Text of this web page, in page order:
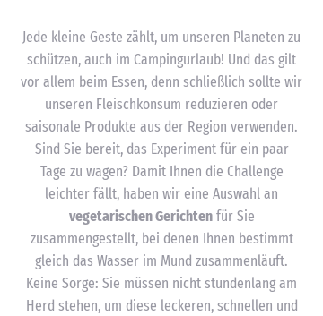
Jede kleine Geste zählt, um unseren Planeten zu
schützen, auch im Campingurlaub! Und das gilt
vor allem beim Essen, denn schließlich sollte wir
unseren Fleischkonsum reduzieren oder
saisonale Produkte aus der Region verwenden.
Sind Sie bereit, das Experiment für ein paar
Tage zu wagen? Damit Ihnen die Challenge
leichter fällt, haben wir eine Auswahl an
vegetarischen Gerichtenfür Sie
zusammengestellt, bei denen Ihnen bestimmt
gleich das Wasser im Mund zusammenläuft.
Keine Sorge: Sie müssen nicht stundenlang am
Herd stehen, um diese leckeren, schnellen und